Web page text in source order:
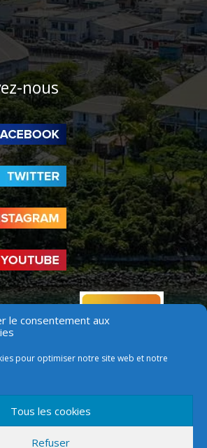
le consentement aux
pour optimiser notre site web et notre
Tous les cookies
Refuser
nous